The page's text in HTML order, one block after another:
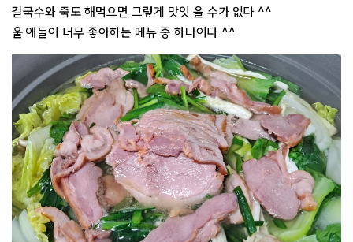
칼국수와 죽도 해먹으면 그렇게 맛잇 을 수가 없다 ^^
울 애들이 너무 좋아하는 메뉴 중 하나이다 ^^